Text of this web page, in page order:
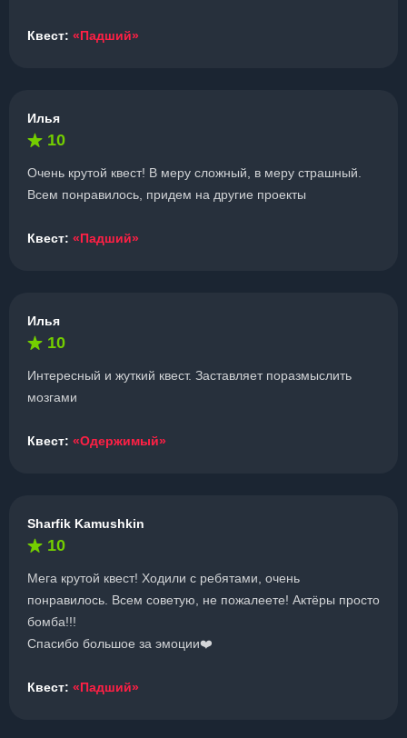
Квест: «Падший»
Илья
10
Очень крутой квест! В меру сложный, в меру страшный.
Всем понравилось, придем на другие проекты
Квест: «Падший»
Илья
10
Интересный и жуткий квест. Заставляет поразмыслить
мозгами
Квест: «Одержимый»
Sharfik Kamushkin
10
Мега крутой квест! Ходили с ребятами, очень
понравилось. Всем советую, не пожалеете! Актёры просто
бомба!!!
Спасибо большое за эмоции❤️
Квест: «Падший»